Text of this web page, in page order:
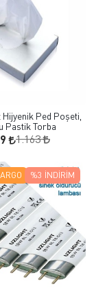
Ped Poşeti,
Pastik Torba
1.163
%3 İNDIRIM